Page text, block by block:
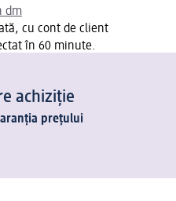
dm
cu cont de client
în 60 minute.
achiziție
prețului